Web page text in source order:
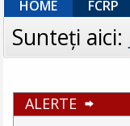
HOME FCRP
Sunteţi aici:
ALERTE